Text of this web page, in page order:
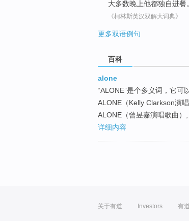
大多数晚上他都独自进餐。
《柯林斯英汉双解大词典》
更多双语例句
百科
alone
“ALONE”是个多义词，它可
ALONE（Kelly Clarkson演
ALONE（曾昱嘉演唱歌曲）,
详细内容
关于有道 Investors 有